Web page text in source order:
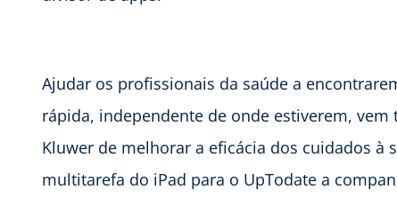
Ajudar os profissionais da saúde a
rápida, independente de onde estiverem,
Kluwer de melhorar a eficácia dos cuidados
multitarefa do iPad para o UpTodate a